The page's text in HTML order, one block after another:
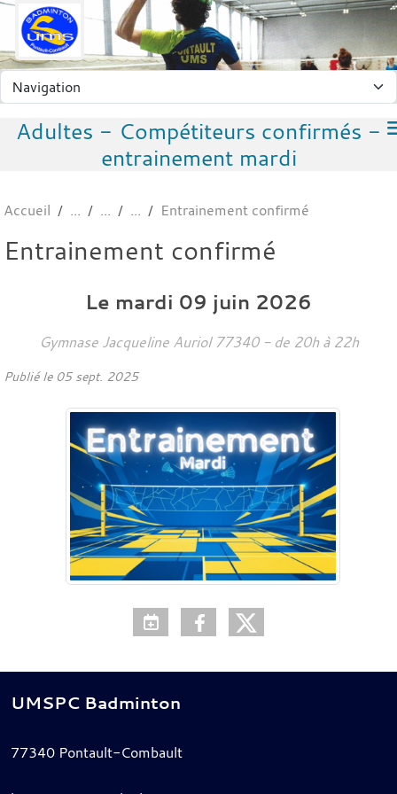
Adultes - Compétiteurs confirmés -
entrainement mardi
Accueil Entrainement confirmé
Entrainement confirmé
Le mardi 09 juin 2026
Gymnase Jacqueline Auriol 77340 - de 20h à 22h
Publié le 05 sept. 2025
UMSPC Badminton
77340 Pontault-Combault
Panneau de gestion des cookies